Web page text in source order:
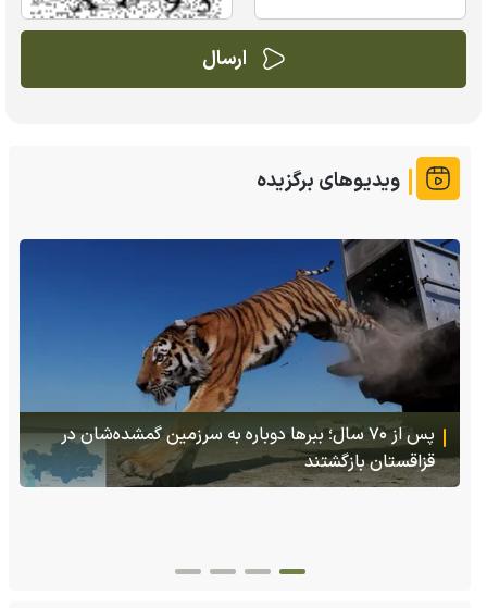
ویدیوهای برگزیده
(ویدئو +16) تصاویری هولناک از یک سگ با فَک کاملا